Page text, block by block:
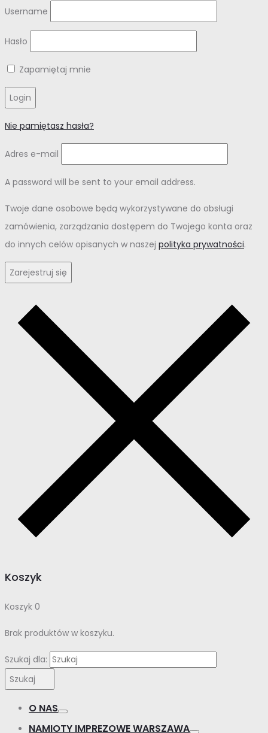
Username
Hasło
Zapamiętaj mnie
Login
Nie pamiętasz hasła?
Adres e-mail
A password will be sent to your email address.
Twoje dane osobowe będą wykorzystywane do obsługi
zamówienia, zarządzania dostępem do Twojego konta oraz
do innych celów opisanych w naszej polityka prywatności.
Zarejestruj się
Koszyk
Koszyk 0
Brak produktów w koszyku.
Szukaj dla:
Szukaj
O NAS
NAMIOTY IMPREZOWE WARSZAWA